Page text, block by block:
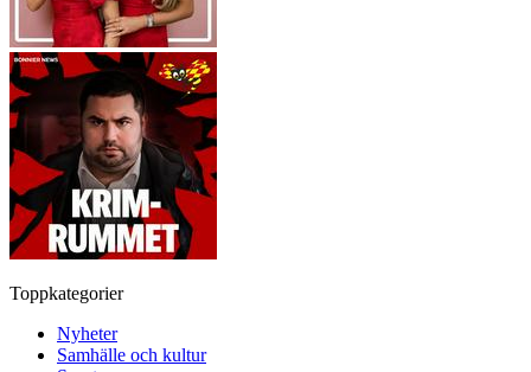
Toppkategorier
Nyheter
Samhälle och kultur